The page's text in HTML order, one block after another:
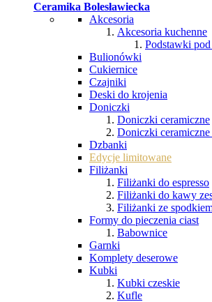
Ceramika Bolesławiecka
Akcesoria
Akcesoria kuchenne
Podstawki pod
Bulionówki
Cukiernice
Czajniki
Deski do krojenia
Doniczki
Doniczki ceramiczne
Doniczki ceramiczne
Dzbanki
Edycje limitowane
Filiżanki
Filiżanki do espresso
Filiżanki do kawy
Filiżanki ze
Formy do pieczenia ciast
Babownice
Garnki
Komplety deserowe
Kubki
Kubki czeskie
Kufle